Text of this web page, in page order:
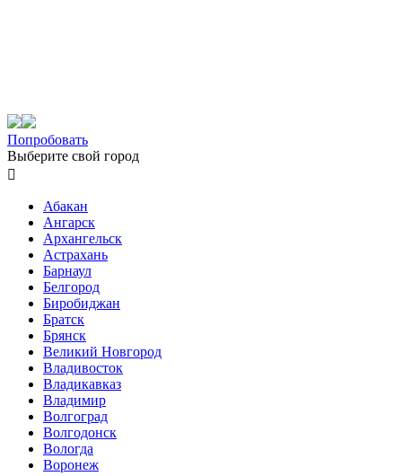
Попробовать
Выберите свой город

Абакан
Ангарск
Архангельск
Астрахань
Барнаул
Белгород
Биробиджан
Братск
Брянск
Великий Новгород
Владивосток
Владикавказ
Владимир
Волгоград
Волгодонск
Вологда
Воронеж